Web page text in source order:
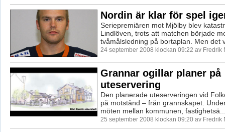
Nordin är klar för spel
Seriepremiären mot Mjölby blev
Lindlöven, trots att matchen började
tvåmålsledning på bortaplan. Men det
24 september 2008 klockan 09:22 av Fredrik
Grannar ogillar planer på
uteservering
Den planerade uteserveringen vid
på motstånd – från grannskapet.
möten mellan kommunen,
25 september 2008 klockan 09:20 av Fredrik